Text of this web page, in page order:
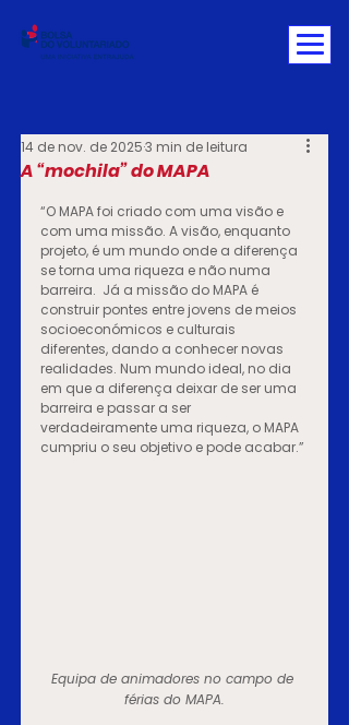
A “mochila” do MAPA
14 de nov. de 20253 min de leitura
“O MAPA foi criado com uma visão e
com uma missão. A visão, enquanto
projeto, é um mundo onde a diferença
se torna uma riqueza e não numa
barreira.  Já a missão do MAPA é
construir pontes entre jovens de meios
socioeconómicos e culturais
diferentes, dando a conhecer novas
realidades. Num mundo ideal, no dia
em que a diferença deixar de ser uma
barreira e passar a ser
verdadeiramente uma riqueza, o MAPA
cumpriu o seu objetivo e pode acabar.”
Equipa de animadores no campo de
férias do MAPA.